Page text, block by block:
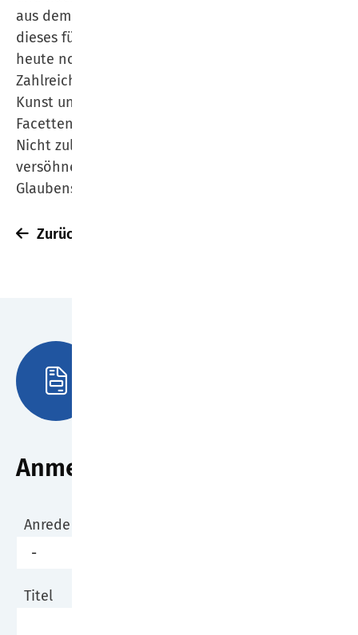
aus dem Glauben vieler Christen. Dabei hat
dieses für das Christentum zentrale Symbol auch
heute noch sehr viel zu bieten und zu sagen.
Zahlreiche Spuren in Theologie, Philosophie,
Kunst und Literatur erschließen uns die vielen
Facetten des Kreuzes auch für die heutige Zeit.
Nicht zuletzt auch für die rettende und
versöhnende Kraft des Kreuzes innerhalb des
Glaubens.
Zurück
Anmeldung
Anrede
Titel